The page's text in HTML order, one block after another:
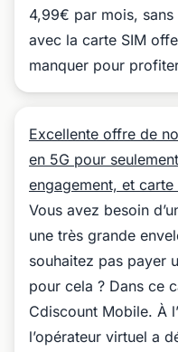
4,99€ par mois,
avec la carte SIM
manquer pour
Excellente offre de
en 5G pour
engagement, et carte
Vous avez besoin
une très grande
souhaitez pas payer
pour cela ? Dans ce
Cdiscount Mobile. À
l’opérateur virtuel a